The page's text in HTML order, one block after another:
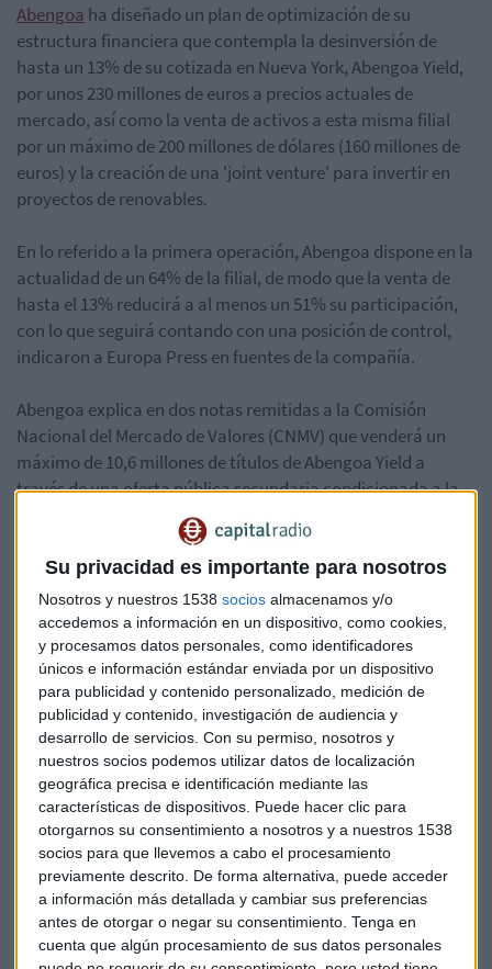
Su privacidad es importante para nosotros
Nosotros y nuestros 1538 socios almacenamos y/o
accedemos a información en un dispositivo, como cookies,
y procesamos datos personales, como identificadores
únicos e información estándar enviada por un dispositivo
para publicidad y contenido personalizado, medición de
publicidad y contenido, investigación de audiencia y
desarrollo de servicios. Con su permiso, nosotros y
nuestros socios podemos utilizar datos de localización
geográfica precisa e identificación mediante las
características de dispositivos. Puede hacer clic para
otorgarnos su consentimiento a nosotros y a nuestros 1538
socios para que llevemos a cabo el procesamiento
previamente descrito. De forma alternativa, puede acceder
a información más detallada y cambiar sus preferencias
antes de otorgar o negar su consentimiento. Tenga en
cuenta que algún procesamiento de sus datos personales
Abengoa ha diseñado un plan de optimización de su
estructura financiera que contempla la desinversión de
hasta un 13% de su cotizada en Nueva York, Abengoa Yield,
por unos 230 millones de euros a precios actuales de
mercado, así como la venta de activos a esta misma filial
por un máximo de 200 millones de dólares (160 millones de
euros) y la creación de una 'joint venture' para invertir en
proyectos de renovables.
En lo referido a la primera operación, Abengoa dispone en la
actualidad de un 64% de la filial, de modo que la venta de
hasta el 13% reducirá a al menos un 51% su participación,
con lo que seguirá contando con una posición de control,
indicaron a Europa Press en fuentes de la compañía.
Abengoa explica en dos notas remitidas a la Comisión
Nacional del Mercado de Valores (CNMV) que venderá un
máximo de 10,6 millones de títulos de Abengoa Yield a
través de una oferta pública secundaria condicionada a la
situación del mercado y conforme a las reglas del supervisor
del mercado estadounidense, la SEC.
Las acciones de Abengoa Yield, una sociedad creada con el
objetivo de agrupar activos renovables y atraer inversores
para desarrollar nuevos proyectos, cerraron ayer a un
precio de 26,95 dólares, de modo que la venta de estos
títulos puede alcanzar un valor máximo de unos 285
millones de dólares (230 millones) a precio de mercado.
Como parte de esta desinversión, Abengoa indica que "ha
reforzado" sus acuerdos con la filial y que se revisará el
gobierno corporativo de Abengoa Yield para reforzar el
papel de los consejeros independientes, que tendrán una
representación mayoritaria en el consejo de
administración.
En cuanto a la segunda parte del plan, Abengoa acelerará la